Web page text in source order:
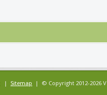
| Sitemap | © Copyright 2012-2026